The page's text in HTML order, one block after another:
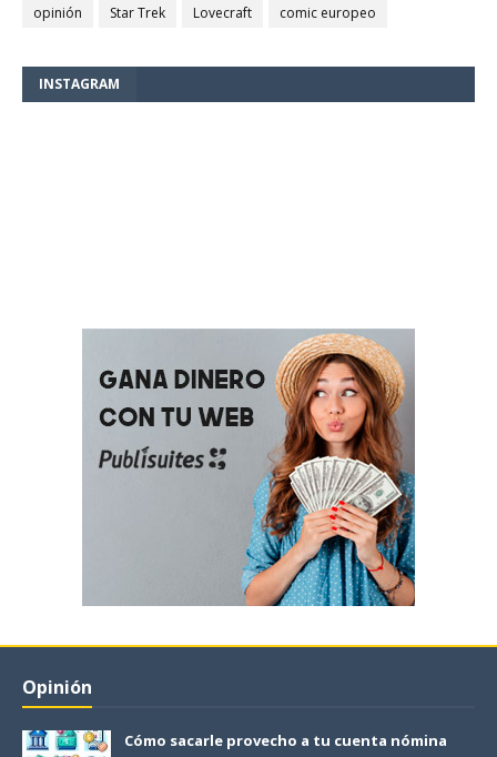
opinión
Star Trek Lovecraft comic europeo
INSTAGRAM
Opinión
Cómo sacarle provecho a tu cuenta nómina